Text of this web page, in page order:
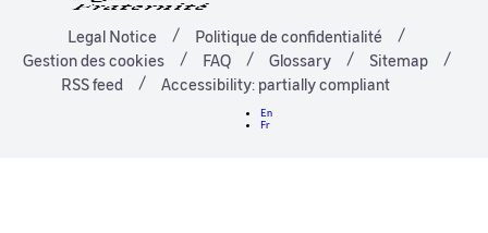
Legal Notice
Politique de confidentialité
Gestion des cookies
FAQ Glossary
Sitemap
RSS feed
Accessibility: partially compliant
En
Fr